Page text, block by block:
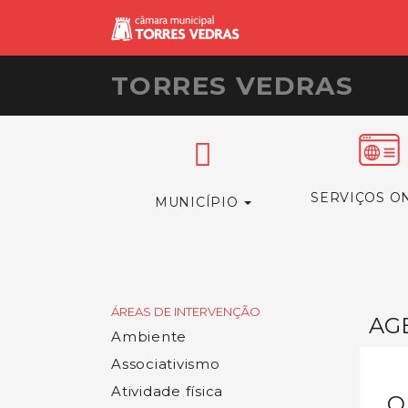
TORRES VEDRAS
MUNICÍPIO SERVIÇOS
ÁREAS DE INTERVENÇÃO
Ambiente
Associativismo
Atividade física